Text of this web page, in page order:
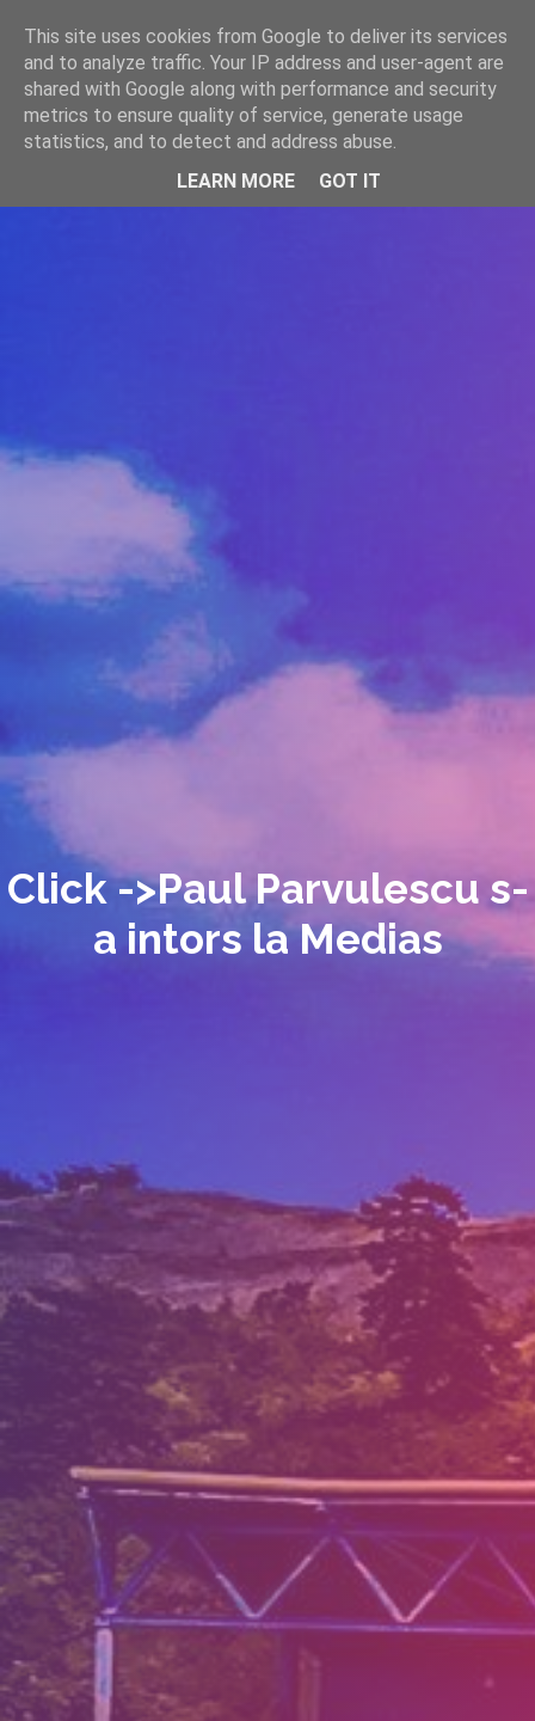
WWW.GAZISTI.RO
Click ->Paul Parvulescu s-
a intors la Medias
This site uses cookies from Google to deliver its services
and to analyze traffic. Your IP address and user-agent are
shared with Google along with performance and security
metrics to ensure quality of service, generate usage
statistics, and to detect and address abuse.
LEARN MORE
GOT IT